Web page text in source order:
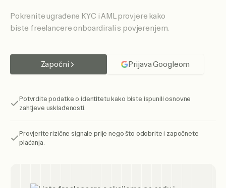
Pokrenite ugrađene KYC i AML provjere kako
biste freelancere onboardirali s povjerenjem.
Započni Prijava Googleom
Potvrdite podatke o identitetu kako biste ispunili osnovne
zahtjeve usklađenosti.
Provjerite rizične signale prije nego što odobrite i započnete
plaćanja.